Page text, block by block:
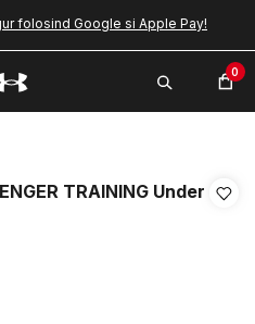
folosind Google si Apple Pay!
0
TRAINING Under